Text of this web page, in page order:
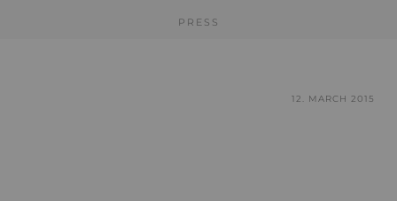
PRESS
12. MARCH 2015